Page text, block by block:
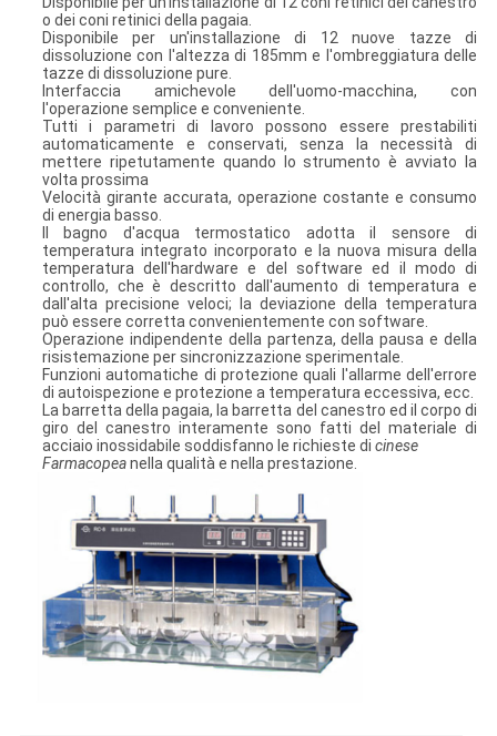
o dei coni retinici della pagaia.
Disponibile per un'installazione di 12 nuove tazze di
dissoluzione con l'altezza di 185mm e l'ombreggiatura delle
tazze di dissoluzione pure.
Interfaccia amichevole dell'uomo-macchina, con
l'operazione semplice e conveniente.
Tutti i parametri di lavoro possono essere prestabiliti
automaticamente e conservati, senza la necessità di
mettere ripetutamente quando lo strumento è avviato la
volta prossima
Velocità girante accurata, operazione costante e consumo
di energia basso.
Il bagno d'acqua termostatico adotta il sensore di
temperatura integrato incorporato e la nuova misura della
temperatura dell'hardware e del software ed il modo di
controllo, che è descritto dall'aumento di temperatura e
dall'alta precisione veloci; la deviazione della temperatura
può essere corretta convenientemente con software.
Operazione indipendente della partenza, della pausa e della
risistemazione per sincronizzazione sperimentale.
Funzioni automatiche di protezione quali l'allarme dell'errore
di autoispezione e protezione a temperatura eccessiva, ecc.
La barretta della pagaia, la barretta del canestro ed il corpo di
giro del canestro interamente sono fatti del materiale di
acciaio inossidabile soddisfanno le richieste di cinese
Farmacopeanella qualità e nella prestazione.